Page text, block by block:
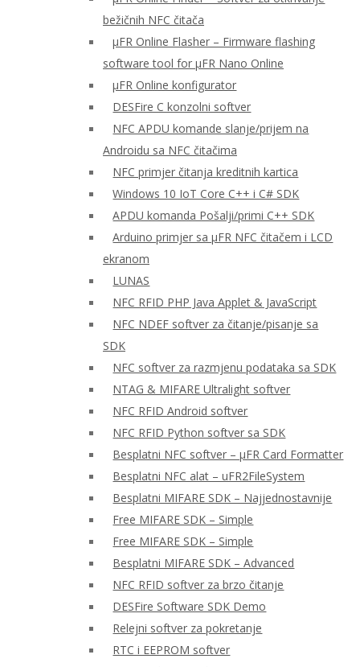
bežičnih NFC čitača
μFR Online Flasher – Firmware flashing
software tool for μFR Nano Online
μFR Online konfigurator
DESFire C konzolni softver
NFC APDU komande slanje/prijem na
Androidu sa NFC čitačima
NFC primjer čitanja kreditnih kartica
Windows 10 IoT Core C++ i C# SDK
APDU komanda Pošalji/primi C++ SDK
Arduino primjer sa μFR NFC čitačem i LCD
ekranom
LUNAS
NFC RFID PHP Java Applet & JavaScript
NFC NDEF softver za čitanje/pisanje sa
SDK
NFC softver za razmjenu podataka sa SDK
NTAG & MIFARE Ultralight softver
NFC RFID Android softver
NFC RFID Python softver sa SDK
Besplatni NFC softver – μFR Card Formatter
Besplatni NFC alat – uFR2FileSystem
Besplatni MIFARE SDK – Najjednostavnije
Free MIFARE SDK – Simple
Free MIFARE SDK – Simple
Besplatni MIFARE SDK – Advanced
NFC RFID softver za brzo čitanje
DESFire Software SDK Demo
Relejni softver za pokretanje
RTC i EEPROM softver